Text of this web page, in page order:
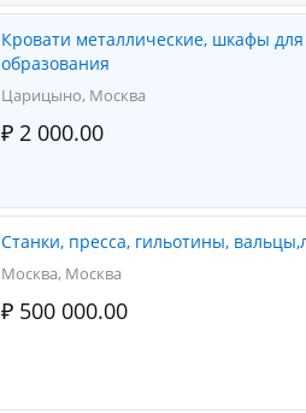
Кровати металлические, шкафы
образования
Царицыно, Москва
₽ 2 000.00
Станки, пресса, гильотины,
Москва, Москва
₽ 500 000.00